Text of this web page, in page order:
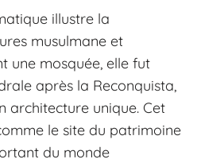
illustre la
musulmane et
une mosquée, elle fut
après la Reconquista,
architecture unique. Cet
le site du patrimoine
du monde